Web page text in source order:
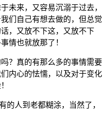
来，又容易沉溺于过去，
们自己有想去做的，但总觉
，又放不下这，又放不下
情也就放那了！
真的有那么多的事情需要
内心的怯懦，以及对于变化
人到老都糊涂，当然了，